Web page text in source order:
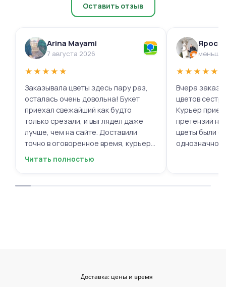
Оставить отзыв
Arina Mayami
7 августа 2026
★★★★★
Заказывала цветы здесь пару раз,
осталась очень довольна! Букет
приехал свежайший как будто
только срезали, и выглядел даже
лучше, чем на сайте. Доставили
точно в оговоренное время, курьер
вежливый, ещё и открытку с тёплыми
приятными. Однозначно буду
Читать полностью
меньше
★★★★★
Вчера
цветов
Курьер
претензий
цветы были
однозначно.
Доставка: цены и время